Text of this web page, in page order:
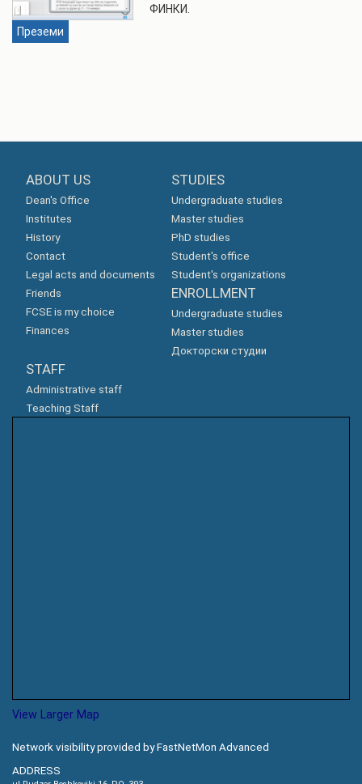
ФИНКИ.
Преземи
ABOUT US
Dean's Office
Institutes
History
Contact
Legal acts and documents
Friends
FCSE is my choice
Finances
STUDIES
Undergraduate studies
Master studies
PhD studies
Student's office
Student's organizations
ENROLLMENT
Undergraduate studies
Master studies
Докторски студии
STAFF
Administrative staff
Teaching Staff
View Larger Map
Network visibility provided by FastNetMon Advanced
ADDRESS